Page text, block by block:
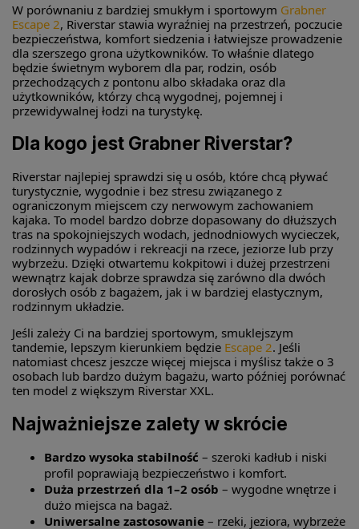
W porównaniu z bardziej smukłym i sportowym Grabner
Escape 2, Riverstar stawia wyraźniej na przestrzeń, poczucie
bezpieczeństwa, komfort siedzenia i łatwiejsze prowadzenie
dla szerszego grona użytkowników. To właśnie dlatego
będzie świetnym wyborem dla par, rodzin, osób
przechodzących z pontonu albo składaka oraz dla
użytkowników, którzy chcą wygodnej, pojemnej i
przewidywalnej łodzi na turystykę.
Dla kogo jest Grabner Riverstar?
Riverstar najlepiej sprawdzi się u osób, które chcą pływać
turystycznie, wygodnie i bez stresu związanego z
ograniczonym miejscem czy nerwowym zachowaniem
kajaka. To model bardzo dobrze dopasowany do dłuższych
tras na spokojniejszych wodach, jednodniowych wycieczek,
rodzinnych wypadów i rekreacji na rzece, jeziorze lub przy
wybrzeżu. Dzięki otwartemu kokpitowi i dużej przestrzeni
wewnątrz kajak dobrze sprawdza się zarówno dla dwóch
dorosłych osób z bagażem, jak i w bardziej elastycznym,
rodzinnym układzie.
Jeśli zależy Ci na bardziej sportowym, smuklejszym
tandemie, lepszym kierunkiem będzie Escape 2. Jeśli
natomiast chcesz jeszcze więcej miejsca i myślisz także o 3
osobach lub bardzo dużym bagażu, warto później porównać
ten model z większym Riverstar XXL.
Najważniejsze zalety w skrócie
Bardzo wysoka stabilność – szeroki kadłub i niski
profil poprawiają bezpieczeństwo i komfort.
Duża przestrzeń dla 1–2 osób – wygodne wnętrze i
dużo miejsca na bagaż.
Uniwersalne zastosowanie – rzeki, jeziora, wybrzeże